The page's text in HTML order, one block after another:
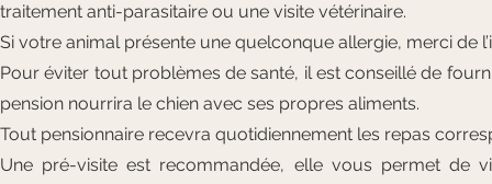
traitement anti-parasitaire ou une visite vétérinaire.
Si votre animal présente une quelconque allergie, merci de
Pour éviter tout problèmes de santé, il est conseillé de
pension nourrira le chien avec ses propres aliments.
Tout pensionnaire recevra quotidiennement les repas
Une pré-visite est recommandée, elle vous permet de